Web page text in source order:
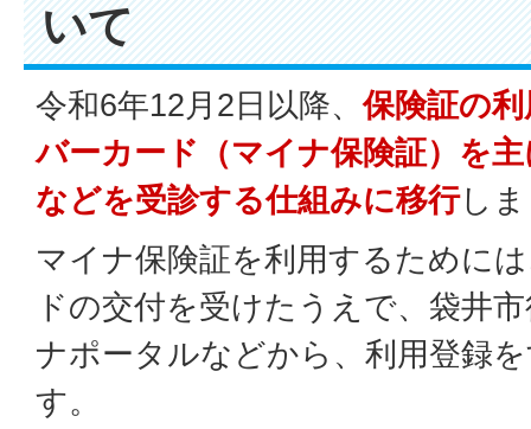
いて
令和6年12月2日以降、保険証の
バーカード（マイナ保険証）を
などを受診する仕組みに移行し
マイナ保険証を利用するために
ドの交付を受けたうえで、袋井
ナポータルなどから、利用登録
す。